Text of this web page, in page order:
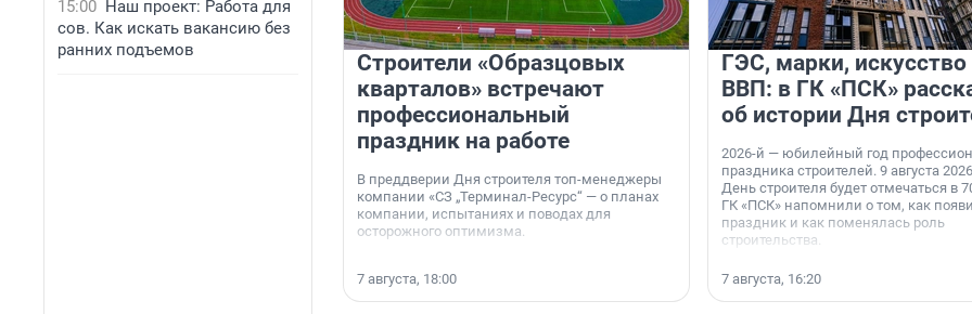
15:00 Наш проект: Работа для
сов. Как искать вакансию без
ранних подъемов
Строители «Образцовых
кварталов» встречают
профессиональный
праздник на работе
В преддверии Дня строителя топ-менеджеры
компании «СЗ „Терминал-Ресурс“ — о планах
компании, испытаниях и поводах для
осторожного оптимизма.
7 августа, 18:00
ГЭС, марки, искусство
ВВП: в ГК «ПСК»
об истории Дня
2026-й — юбилейный год
праздника строителей. 9 августа
День строителя будет отмечаться в
ГК «ПСК» напомнили о том, как
праздник и как поменялась роль
строительства.
7 августа, 16:20